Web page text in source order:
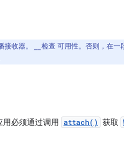
接收器。
检查 可用性。否则，在一
用必须通过调用 attach() 获取